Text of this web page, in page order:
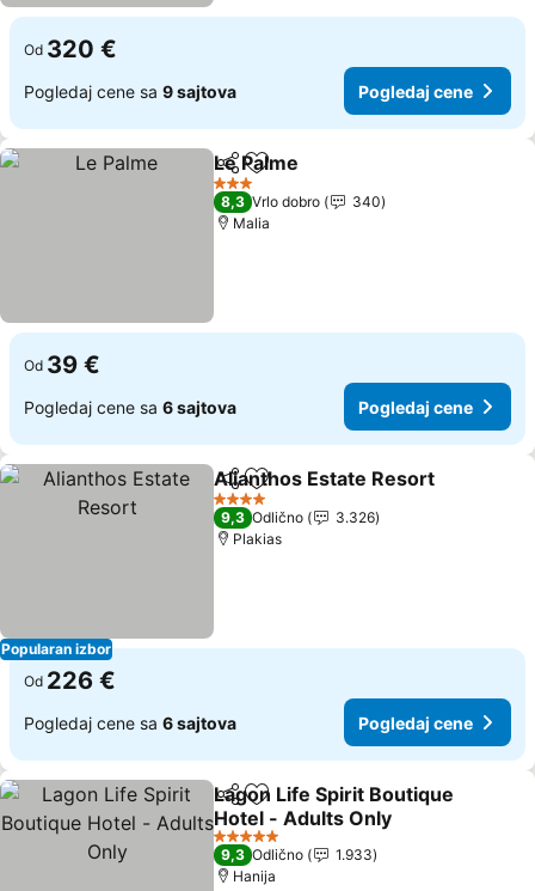
Od 320 €
Pogledaj cene sa 9 sajtova Pogledaj cene
Deli Dodati u favorite
Le Palme
3 Zvezdice
8,3 Vrlo dobro
340
Malia
Od 39 €
Pogledaj cene sa 6 sajtova Pogledaj cene
Popularan izbor
Deli Dodati u favorite
Alianthos Estate Resort
4 Zvezdice
9,3 Odlično
3.326
Plakias
Od 226 €
Pogledaj cene sa 6 sajtova Pogledaj cene
Deli Dodati u favorite
Lagon Life Spirit Boutique
Hotel - Adults Only
5 Zvezdice
9,3 Odlično
1.933
Hanija